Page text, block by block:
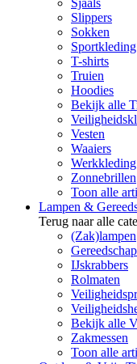
Sjaals
Slippers
Sokken
Sportkleding
T-shirts
Truien
Hoodies
Bekijk alle
Vesten
Waaiers
Werkkleding
Zonnebrillen
Toon alle
Lampen &
Terug naar alle
(Zak)lampen
Gereedschap
IJskrabbers
Rolmaten
Bekijk alle
Zakmessen
Toon alle